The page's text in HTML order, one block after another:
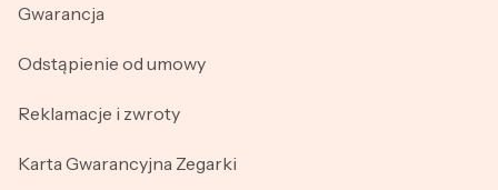
Gwarancja
Odstąpienie od umowy
Reklamacje i zwroty
Karta Gwarancyjna Zegarki